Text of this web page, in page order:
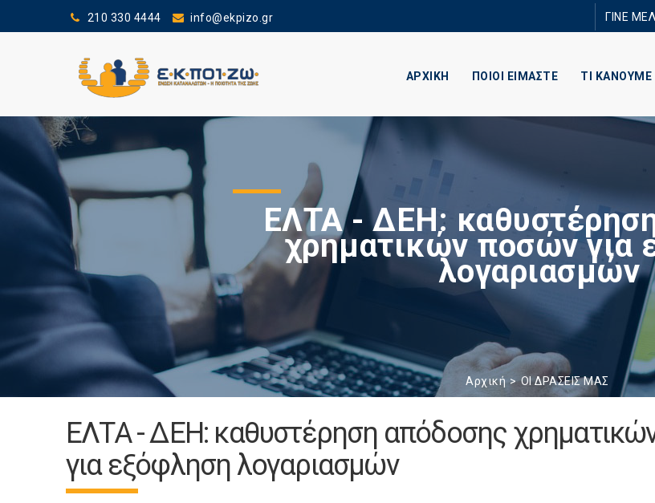
210 330 4444 info@ekpizo.gr ΓΙΝΕ
ΑΡΧΙΚΗ ΠΟΙΟΙ ΕΙΜΑΣΤΕ ΤΙ ΚΑΝΟΥΜΕ
ΕΛΤΑ - ΔΕΗ:
χρηματικών ποσών για
λογαριασμών
Αρχική ΟΙ ΔΡΑΣΕΙΣ ΜΑΣ
ΕΛΤΑ - ΔΕΗ: καθυστέρηση απόδοσης
για εξόφληση λογαριασμών